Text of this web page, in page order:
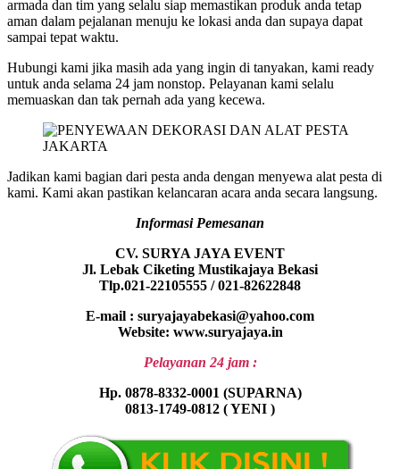
armada dan tim yang selalu siap memastikan produk anda tetap
aman dalam pejalanan menuju ke lokasi anda dan supaya dapat
sampai tepat waktu.
Hubungi kami jika masih ada yang ingin di tanyakan, kami ready
untuk anda selama 24 jam nonstop. Pelayanan kami selalu
memuaskan dan tak pernah ada yang kecewa.
Jadikan kami bagian dari pesta anda dengan menyewa alat pesta di
kami. Kami akan pastikan kelancaran acara anda secara langsung.
Informasi Pemesanan
CV. SURYA JAYA EVENT
Jl. Lebak Ciketing Mustikajaya Bekasi
Tlp.021-22105555 / 021-82622848
E-mail : suryajayabekasi@yahoo.com
Website: www.suryajaya.in
Pelayanan 24 jam :
Hp. 0878-8332-0001 (SUPARNA)
0813-1749-0812 ( YENI )